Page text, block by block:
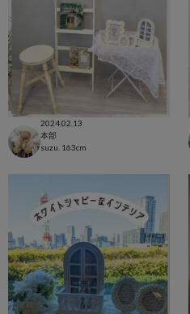
2024.02.13
本部
suzu. 163cm